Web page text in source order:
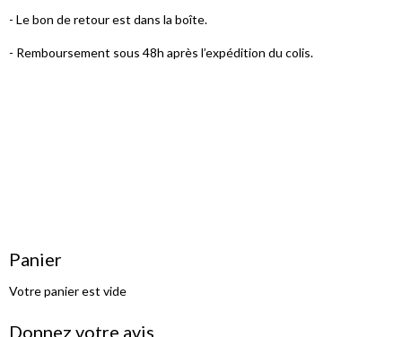
- Le bon de retour est dans la boîte.
- Remboursement sous 48h après l’expédition du colis.
Panier
Votre panier est vide
Donnez votre avis